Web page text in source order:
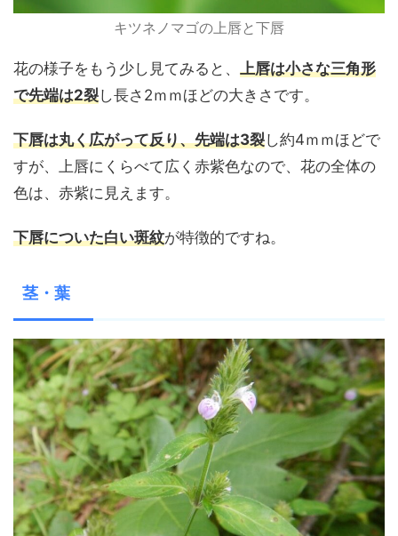
キツネノマゴの上唇と下唇
花の様子をもう少し見てみると、 上唇は小さな三角形
で先端は2裂し長さ2ｍｍほどの大きさです。
下唇は丸く広がって反り、先端は3裂し約4ｍｍほどで
すが、上唇にくらべて広く赤紫色なので、花の全体の
色は、赤紫に見えます。
下唇についた白い斑紋が特徴的ですね。
茎・葉